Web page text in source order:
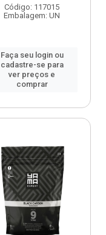
Código: 117015
Embalagem: UN
Faça seu login ou
cadastre-se para
ver preços e
comprar